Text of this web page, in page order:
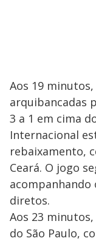
Aos 19
arquibancadas
3 a 1 em cima
Internacional
rebaixamento,
Ceará. O jogo
diretos.
Aos 23
do São Paulo,